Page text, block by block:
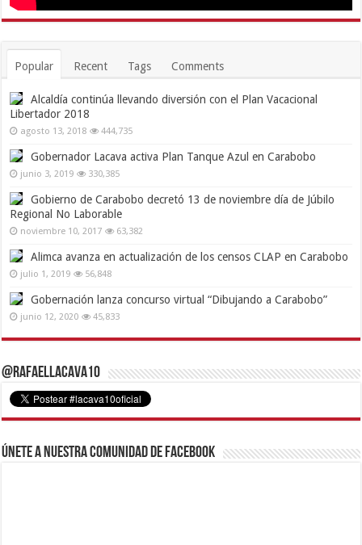
Popular Recent Tags Comments
Alcaldía continúa llevando diversión con el Plan Vacacional
Libertador 2018
agosto 13, 2018 444,735
Gobernador Lacava activa Plan Tanque Azul en Carabobo
junio 3, 2019 330,385
Gobierno de Carabobo decretó 13 de noviembre día de Júbilo
Regional No Laborable
noviembre 10, 2017 63,382
Alimca avanza en actualización de los censos CLAP en Carabobo
julio 1, 2019 56,848
Gobernación lanza concurso virtual “Dibujando a Carabobo”
junio 12, 2020 45,833
@RafaelLacava10
Únete a nuestra comunidad de Facebook